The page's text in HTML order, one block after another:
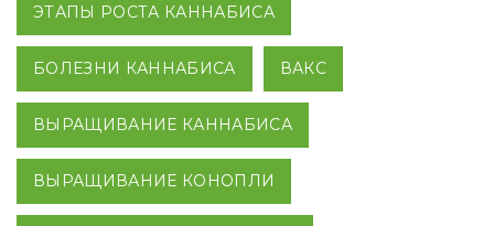
ЭТАПЫ РОСТА КАННАБИСА
БОЛЕЗНИ КАННАБИСА ВАКС
ВЫРАЩИВАНИЕ КАННАБИСА
ВЫРАЩИВАНИЕ КОНОПЛИ